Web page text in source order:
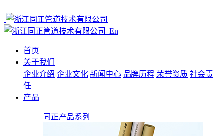
En
首页
关于我们
企业介绍 企业文化 新闻中心 品牌历程 荣誉资质 社会责
任
产品
同正产品系列